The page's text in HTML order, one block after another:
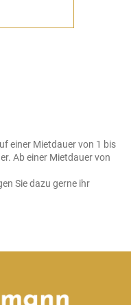
einer Mietdauer von 1 bis
Ab einer Mietdauer von
Sie dazu gerne ihr